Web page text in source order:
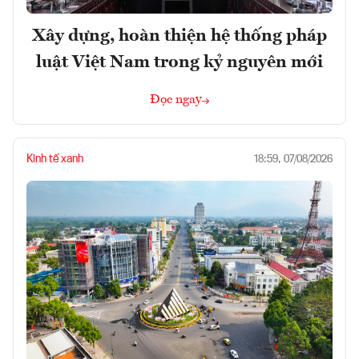
Xây dựng, hoàn thiện hệ thống pháp
luật Việt Nam trong kỷ nguyên mới
Đọc ngay
Kinh tế xanh 18:59, 07/08/2026